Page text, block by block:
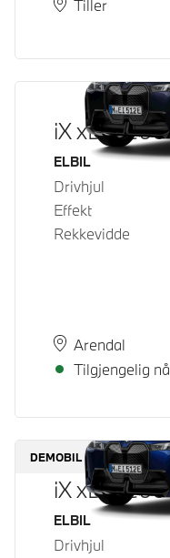
PlassTiller
Leveringstid
iX xDrive60
Drivstoff
ELBIL
Drivhjul
Effekt
Rekkevidde
PlassArendal
Leveringstid
Tilgjengelig nå
DEMOBIL
iX xDrive60
Drivstoff
ELBIL
Drivhjul